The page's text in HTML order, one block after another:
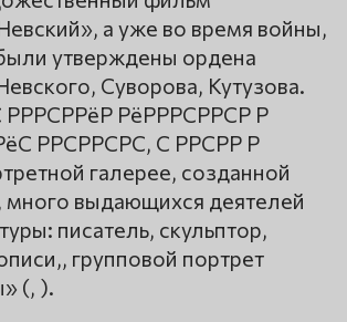
а уже во время войны,
утверждены ордена
Суворова, Кутузова.
РРРСРРёР РёРРРСРРСР Р
РРСРРСРС, С РРСРР Р
галерее, созданной
выдающихся деятелей
писатель, скульптор,
групповой портрет
(, ).